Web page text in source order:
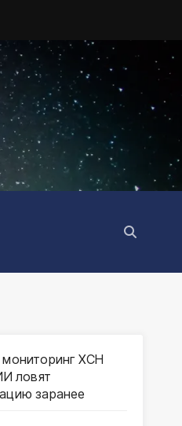
ХСН
ловят
заранее